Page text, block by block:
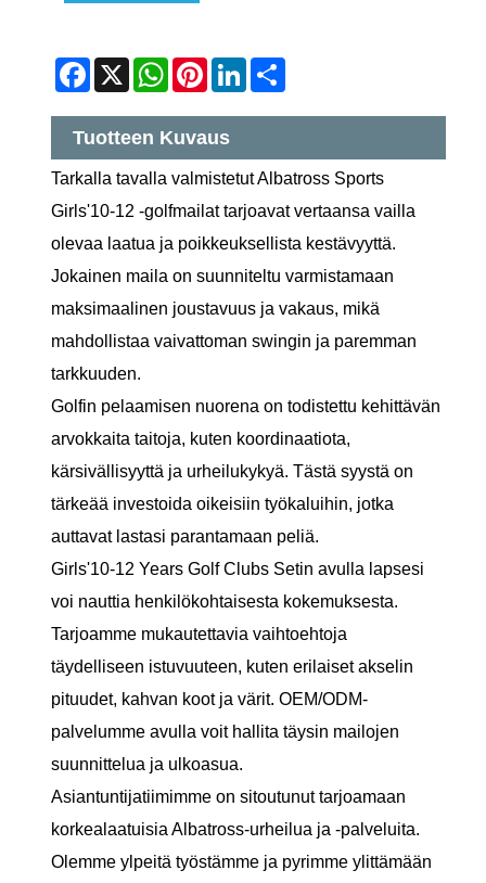
Facebook
X WhatsApp
Pinterest
LinkedIn
Tuotteen Kuvaus
Tarkalla tavalla valmistetut Albatross Sports
Girls'10-12 -golfmailat tarjoavat vertaansa vailla
olevaa laatua ja poikkeuksellista kestävyyttä.
Jokainen maila on suunniteltu varmistamaan
maksimaalinen joustavuus ja vakaus, mikä
mahdollistaa vaivattoman swingin ja paremman
tarkkuuden.
Golfin pelaamisen nuorena on todistettu kehittävän
arvokkaita taitoja, kuten koordinaatiota,
kärsivällisyyttä ja urheilukykyä. Tästä syystä on
tärkeää investoida oikeisiin työkaluihin, jotka
auttavat lastasi parantamaan peliä.
Girls'10-12 Years Golf Clubs Setin avulla lapsesi
voi nauttia henkilökohtaisesta kokemuksesta.
Tarjoamme mukautettavia vaihtoehtoja
täydelliseen istuvuuteen, kuten erilaiset akselin
pituudet, kahvan koot ja värit. OEM/ODM-
palvelumme avulla voit hallita täysin mailojen
suunnittelua ja ulkoasua.
Asiantuntijatiimimme on sitoutunut tarjoamaan
korkealaatuisia Albatross-urheilua ja -palveluita.
Olemme ylpeitä työstämme ja pyrimme ylittämään